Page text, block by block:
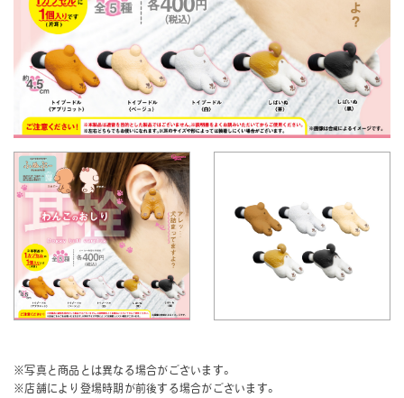
※写真と商品とは異なる場合がございます。
※店舗により登場時期が前後する場合がございます。